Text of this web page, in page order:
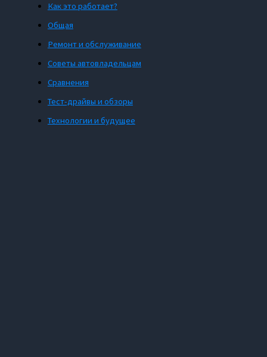
Как это работает?
Общая
Ремонт и обслуживание
Советы автовладельцам
Сравнения
Тест-драйвы и обзоры
Технологии и будущее